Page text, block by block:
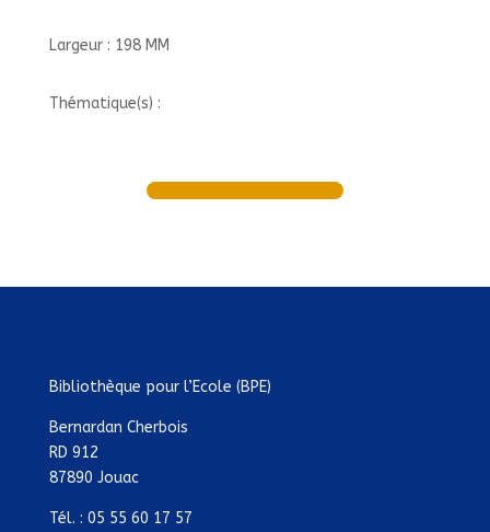
Largeur : 198 MM
Thématique(s) :
Bibliothèque pour l’Ecole (BPE)
Bernardan Cherbois
RD 912
87890 Jouac
Tél. : 05 55 60 17 57